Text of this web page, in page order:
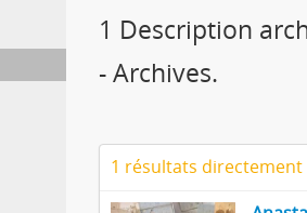
1 Description
- Archives.
1 résultats directement